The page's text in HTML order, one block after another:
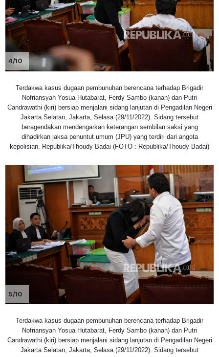
4/10
Terdakwa kasus dugaan pembunuhan berencana terhadap Brigadir
Nofriansyah Yosua Hutabarat, Ferdy Sambo (kanan) dan Putri
Candrawathi (kiri) bersiap menjalani sidang lanjutan di Pengadilan Negeri
Jakarta Selatan, Jakarta, Selasa (29/11/2022). Sidang tersebut
beragendakan mendengarkan keterangan sembilan saksi yang
dihadirkan jaksa penuntut umum (JPU) yang terdiri dari angota
kepolisian. Republika/Thoudy Badai (FOTO : Republika/Thoudy Badai)
5/10
Terdakwa kasus dugaan pembunuhan berencana terhadap Brigadir
Nofriansyah Yosua Hutabarat, Ferdy Sambo (kanan) dan Putri
Candrawathi (kiri) bersiap menjalani sidang lanjutan di Pengadilan Negeri
Jakarta Selatan, Jakarta, Selasa (29/11/2022). Sidang tersebut